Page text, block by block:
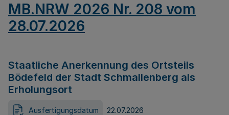
MB.NRW 2026 Nr. 208 vom
28.07.2026
Staatliche Anerkennung des Ortsteils
Bödefeld der Stadt Schmallenberg als
Erholungsort
Ausfertigungsdatum 22.07.2026